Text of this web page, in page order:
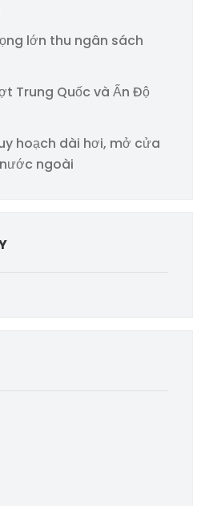
lớn thu ngân sách
Trung Quốc và Ấn Độ
hoạch dài hơi, mở cửa
ngoài